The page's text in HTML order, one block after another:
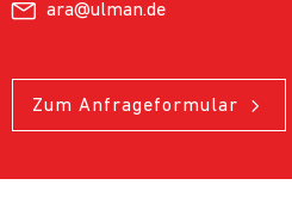
ara@ulman.de
Zum Anfrageformular